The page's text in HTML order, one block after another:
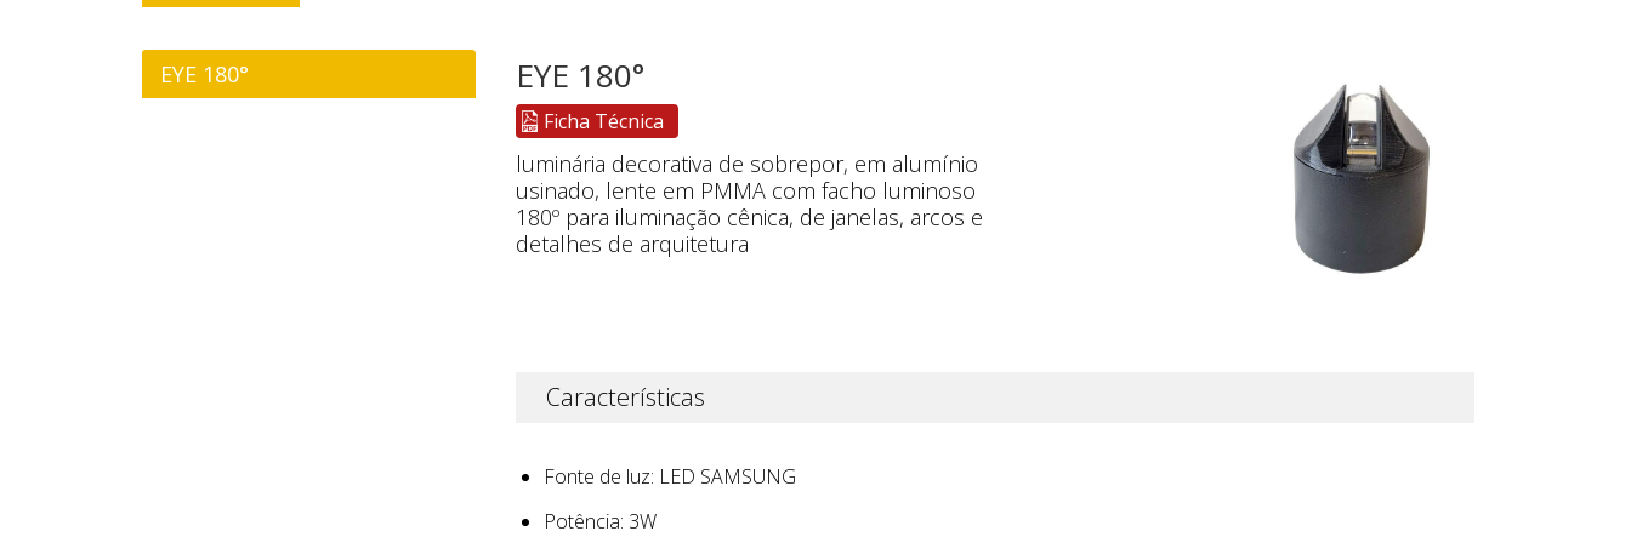
EYE 180° EYE 180°
Ficha Técnica
luminária decorativa de sobrepor, em alumínio
usinado, lente em PMMA com facho luminoso
180º para iluminação cênica, de janelas, arcos e
detalhes de arquitetura
Características
Fonte de luz: LED SAMSUNG
Potência: 3W